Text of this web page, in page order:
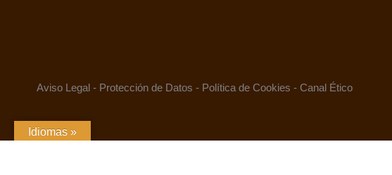
Aviso Legal - Protección de Datos - Política de Cookies - Canal Ético
Idiomas »